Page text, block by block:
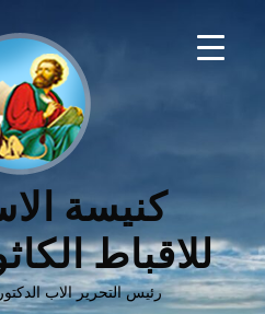
كنيسة
للاقباط
رئيس التحرير الاب